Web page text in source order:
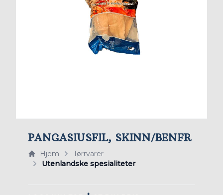
PANGASIUSFIL, SKINN/BENFR
Hjem
Tørrvarer
Utenlandske spesialiteter